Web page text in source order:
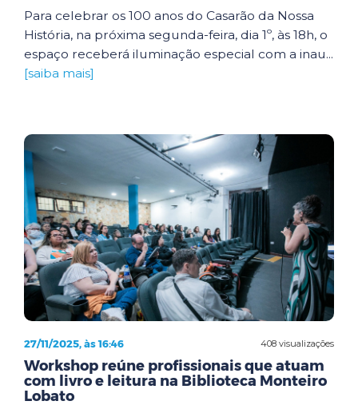
Para celebrar os 100 anos do Casarão da Nossa
História, na próxima segunda-feira, dia 1º, às 18h, o
espaço receberá iluminação especial com a inau...
[saiba mais]
408 visualizações
27/11/2025, às 16:46
Workshop reúne profissionais que atuam
com livro e leitura na Biblioteca Monteiro
Lobato